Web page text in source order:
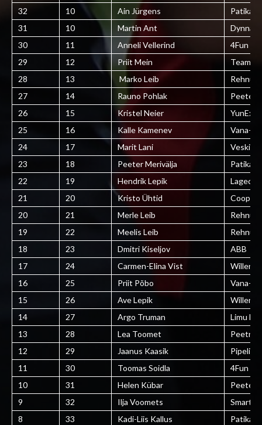
32
10 Ain Jürgens
Patika
31
10 Martin Ant
30
11 Anneli Vellerind
4Fun
29
12 Priit Mein
Team
28
13 Marko Leib
Rehnut
27
14 Rauno Pohlak
Peeter I
26
15 Kristel Neier
25
16 Kalle Kamenev
Vana-
24
17 Marit Lani
23
18 Peeter Merivälja
Patika
22
19 Hendrik Lepik
Lagedi
21
20 Kristo Ühtid
Coop
20
21 Merle Leib
Rehnut
19
22 Meelis Leib
Rehnut
18
23 Dmitri Kiseljov
ABB
17
24 Carmen-Elina Vist
16
25 Priit Põbo
Vana-
15
26 Ave Lepik
14
27 Argo Truman
Limu
13
28 Lea Toomet
Peetri
12
29 Jaanus Kaasik
Pipelife
11
30 Toomas Soidla
4Fun
10
31 Helen Kübar
Peeter I
9
32 Ilja Voomets
8
33 Kadi-Liis Kallus Patika